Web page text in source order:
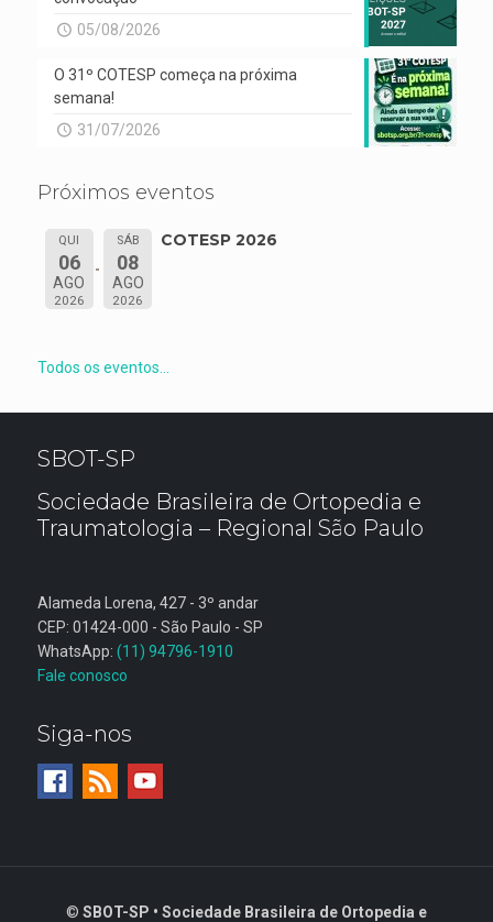
05/08/2026
O 31º COTESP começa na próxima
semana!
31/07/2026
Próximos eventos
QUI
06
AGO
2026
SÁB
08
AGO
2026
COTESP 2026
Todos os eventos...
SBOT-SP
Sociedade Brasileira de Ortopedia e
Traumatologia – Regional São Paulo
Alameda Lorena, 427 - 3º andar
CEP: 01424-000 - São Paulo - SP
WhatsApp: (11) 94796-1910
Fale conosco
Siga-nos
© SBOT-SP • Sociedade Brasileira de Ortopedia e